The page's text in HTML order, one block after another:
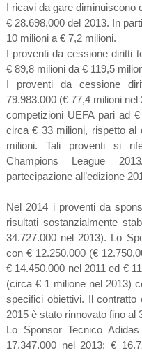
I ricavi da gare diminuiscono
€ 28.698.000 del 2013. In
10 milioni a € 7,2 milioni.
I proventi da cessione diritti
€ 89,8 milioni da € 119,5
I proventi da cessione
79.983.000 (€ 77,4 milioni
competizioni UEFA pari ad
circa € 33 milioni, rispetto al
milioni. Tali proventi si
Champions League
partecipazione all’edizione
Nel 2014 i proventi da
risultati sostanzialmente
34.727.000 nel 2013). Lo
con € 12.250.000 (€
€ 14.450.000 nel 2011 ed €
(circa € 1 milione nel 2013)
specifici obiettivi. Il
2015 è stato rinnovato fino al
Lo Sponsor Tecnico
17.347.000 nel 2013; €